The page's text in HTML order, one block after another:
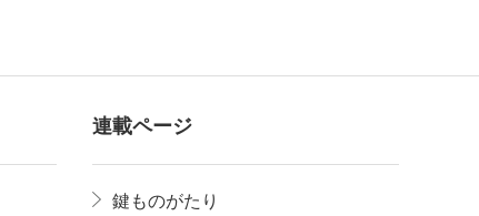
連載ページ
鍵ものがたり